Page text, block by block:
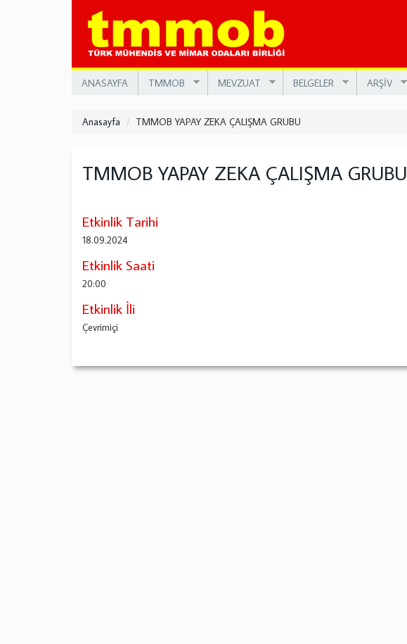
ANASAYFA TMMOB MEVZUAT BELGELER ARŞİV
Anasayfa TMMOB YAPAY ZEKA ÇALIŞMA GRUBU
TMMOB YAPAY ZEKA ÇALIŞMA GRUBU
Etkinlik Tarihi
18.09.2024
Etkinlik Saati
20:00
Etkinlik İli
Çevrimiçi